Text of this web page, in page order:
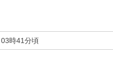
時41分頃